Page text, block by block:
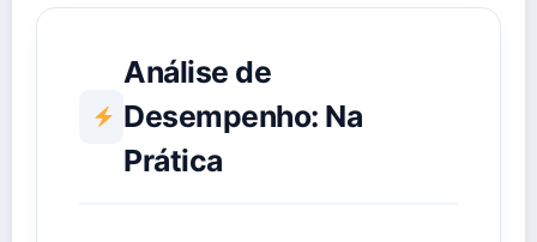
Análise de
Desempenho: Na
Prática